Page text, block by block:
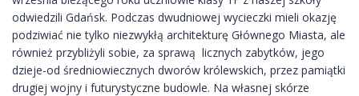
odwiedzili Gdańsk. Podczas dwudniowej wycieczki mieli okazję
podziwiać nie tylko niezwykłą architekturę Głównego Miasta, ale
również przybliżyli sobie, za sprawą licznych zabytków, jego
dzieje-od średniowiecznych dworów królewskich, przez pamiątki
drugiej wojny i futurystyczne budowle. Na własnej skórze